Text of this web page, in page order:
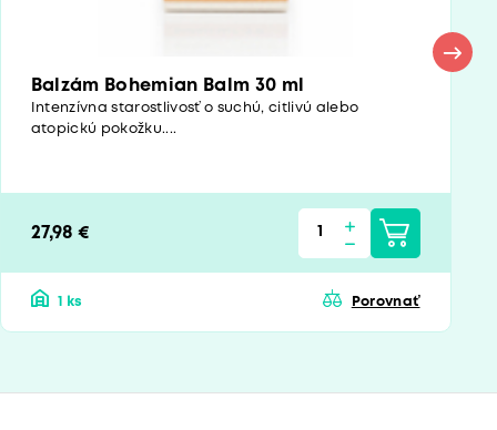
Balzám Bohemian Balm 30 ml
Intenzívna starostlivosť o suchú, citlivú alebo
atopickú pokožku....
27,98 €
1 ks Porovnať